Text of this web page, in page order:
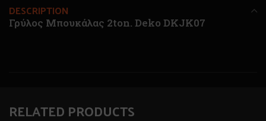
DESCRIPTION
Γρύλος Μπουκάλας 2ton. Deko DKJK07
RELATED PRODUCTS